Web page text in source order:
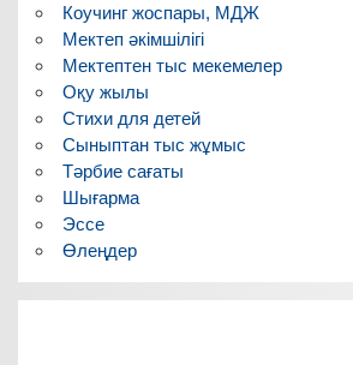
Коучинг жоспары, МДЖ
Мектеп әкімшілігі
Мектептен тыс мекемелер
Оқу жылы
Стихи для детей
Сыныптан тыс жұмыс
Тәрбие сағаты
Шығарма
Эссе
Өлеңдер